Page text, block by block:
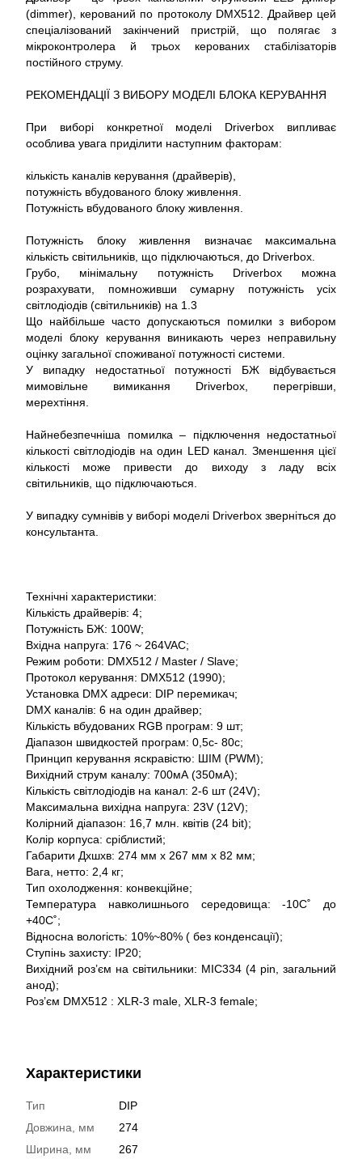
(dimmer), керований по протоколу DMX512. Драйвер цей
спеціалізований закінчений пристрій, що полягає з
мікроконтролера й трьох керованих стабілізаторів
постійного струму.
РЕКОМЕНДАЦІЇ З ВИБОРУ МОДЕЛІ БЛОКА КЕРУВАННЯ
При виборі конкретної моделі Driverbox випливає
особлива увага приділити наступним факторам:
кількість каналів керування (драйверів),
потужність вбудованого блоку живлення.
Потужність вбудованого блоку живлення.
Потужність блоку живлення визначає максимальна
кількість світильників, що підключаються, до Driverbox.
Грубо, мінімальну потужність Driverbox можна
розрахувати, помноживши сумарну потужність усіх
світлодіодів (світильників) на 1.3
Що найбільше часто допускаються помилки з вибором
моделі блоку керування виникають через неправильну
оцінку загальної споживаної потужності системи.
У випадку недостатньої потужності БЖ відбувається
мимовільне вимикання Driverbox, перегрівши,
мерехтіння.
Найнебезпечніша помилка – підключення недостатньої
кількості світлодіодів на один LED канал. Зменшення цієї
кількості може привести до виходу з ладу всіх
світильників, що підключаються.
У випадку сумнівів у виборі моделі Driverbox зверніться до
консультанта.
Технічні характеристики:
Кількість драйверів: 4;
Потужність БЖ: 100W;
Вхідна напруга: 176 ~ 264VAC;
Режим роботи: DMX512 / Master / Slave;
Протокол керування: DMX512 (1990);
Установка DMX адреси: DIP перемикач;
DMX каналів: 6 на один драйвер;
Кількість вбудованих RGB програм: 9 шт;
Діапазон швидкостей програм: 0,5c- 80c;
Принцип керування яскравістю: ШІМ (PWM);
Вихідний струм каналу: 700мА (350мА);
Кількість світлодіодів на канал: 2-6 шт (24V);
Максимальна вихідна напруга: 23V (12V);
Колірний діапазон: 16,7 млн. квітів (24 bit);
Колір корпуса: сріблистий;
Габарити Дхшхв: 274 мм х 267 мм х 82 мм;
Вага, нетто: 2,4 кг;
Тип охолодження: конвекційне;
Температура навколишнього середовища: -10С˚ до
+40С˚;
Відносна вологість: 10%~80% ( без конденсації);
Ступінь захисту: IP20;
Вихідний роз’єм на світильники: MIC334 (4 pin, загальний
анод);
Роз’єм DMX512 : XLR-3 male, XLR-3 female;
Характеристики
Тип
DIP
Довжина, мм
274
Ширина, мм
267